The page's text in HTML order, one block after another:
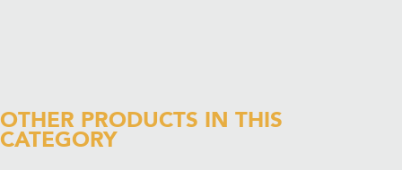
OTHER PRODUCTS IN THIS
CATEGORY